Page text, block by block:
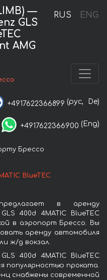
RUS ENG
—
GLS
AMG
+4917622366899 (рус, De)
+4917622366900 (Eng)
Брессо
BlueTEC
в аренду
400d 4MATIC BlueTEC
в аэропорт Брессо. Вы
аренду автомобиля
ж/д вокзал.
400d 4MATIC BlueTEC
популярностью проката.
снабжены современной